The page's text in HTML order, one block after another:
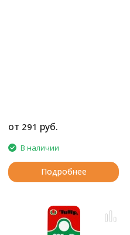
от 291 руб.
В наличии
Подробнее